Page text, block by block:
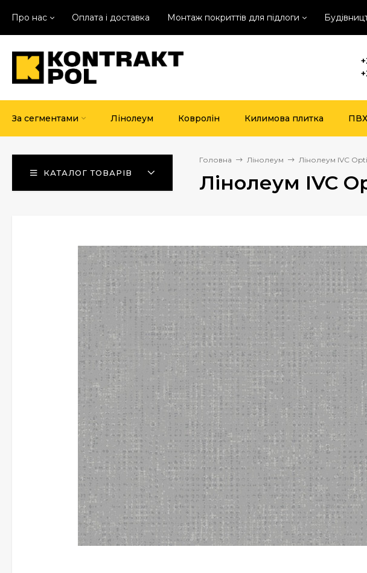
Про нас Оплата і доставка Монтаж покриттів для підлоги
За сегментами Лінолеум Ковролін Килимова плитка
КАТАЛОГ ТОВАРІВ
Головна Лінолеум Лінолеум IVC
Лінолеум IVC